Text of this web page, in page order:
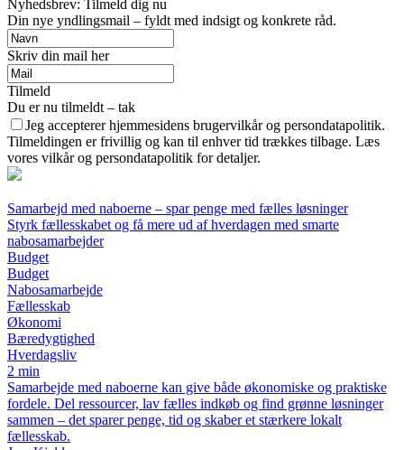
Nyhedsbrev: Tilmeld dig nu
Din nye yndlingsmail – fyldt med indsigt og konkrete råd.
Skriv din mail her
Tilmeld
Du er nu tilmeldt – tak
Jeg accepterer hjemmesidens brugervilkår og persondatapolitik.
Tilmeldingen er frivillig og kan til enhver tid trækkes tilbage. Læs
vores vilkår og persondatapolitik for detaljer.
Samarbejd med naboerne – spar penge med fælles løsninger
Styrk fællesskabet og få mere ud af hverdagen med smarte
nabosamarbejder
Budget
Budget
Nabosamarbejde
Fællesskab
Økonomi
Bæredygtighed
Hverdagsliv
2 min
Samarbejde med naboerne kan give både økonomiske og praktiske
fordele. Del ressourcer, lav fælles indkøb og find grønne løsninger
sammen – det sparer penge, tid og skaber et stærkere lokalt
fællesskab.